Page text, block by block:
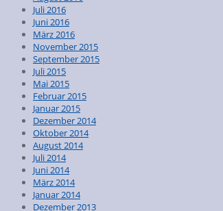
Juli 2016
Juni 2016
März 2016
November 2015
September 2015
Juli 2015
Mai 2015
Februar 2015
Januar 2015
Dezember 2014
Oktober 2014
August 2014
Juli 2014
Juni 2014
März 2014
Januar 2014
Dezember 2013